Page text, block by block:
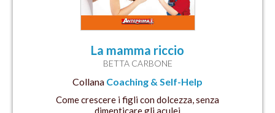
La mamma riccio
BETTA CARBONE
Collana Coaching & Self-Help
Come crescere i figli con dolcezza, senza
dimenticare gli aculei